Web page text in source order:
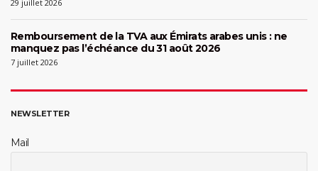
29 juillet 2026
Remboursement de la TVA aux Émirats arabes unis : ne
manquez pas l’échéance du 31 août 2026
7 juillet 2026
NEWSLETTER
Mail